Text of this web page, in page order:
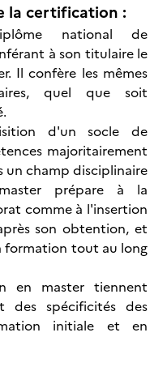
la certification :
national de
à son titulaire le
Il confère les mêmes
quel que soit
d'un socle de
majoritairement
un champ disciplinaire
prépare à la
comme à l'insertion
son obtention, et
formation tout au long
en master tiennent
spécificités des
initiale et en